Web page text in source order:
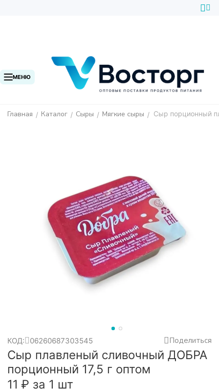
МЕНЮ
Главная / Каталог / Сыры / Мягкие сыры / Сыр порционный
КОД: 06260687303545 Поделиться
Сыр плавленый сливочный ДОБРА
порционный 17,5 г оптом
‍11‍ ₽ за 1 шт